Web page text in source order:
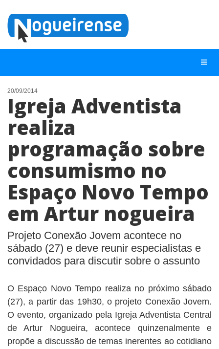
NOTÍCIAS
LISTA DIGITAL
QUEM SOMOS
CONTATO
ANUNCIE
BUSCAR
20/09/2014
Igreja Adventista
realiza
programação sobre
consumismo no
Espaço Novo Tempo
em Artur nogueira
Projeto Conexão Jovem acontece no
sábado (27) e deve reunir especialistas e
convidados para discutir sobre o assunto
O Espaço Novo Tempo realiza no próximo sábado
(27), a partir das 19h30, o projeto Conexão Jovem.
O evento, organizado pela Igreja Adventista Central
de Artur Nogueira, acontece quinzenalmente e
propõe a discussão de temas inerentes ao cotidiano